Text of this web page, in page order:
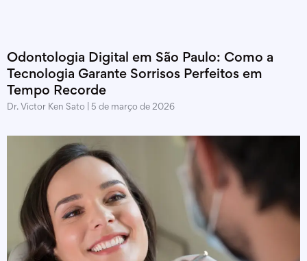
Odontologia Digital em São Paulo: Como a
Tecnologia Garante Sorrisos Perfeitos em
Tempo Recorde
Dr. Victor Ken Sato 5 de março de 2026